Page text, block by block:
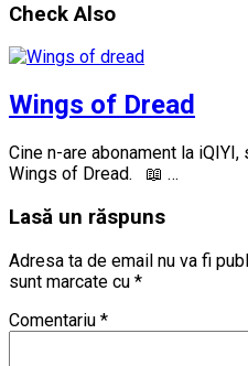
Check Also
Wings of Dread
Cine n-are abonament la
Wings of Dread. 📖 …
Lasă un răspuns
Adresa ta de email nu va fi
sunt marcate cu *
Comentariu *